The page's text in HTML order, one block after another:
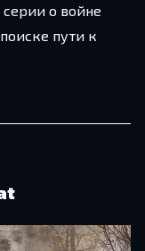
серии о войне
пути к